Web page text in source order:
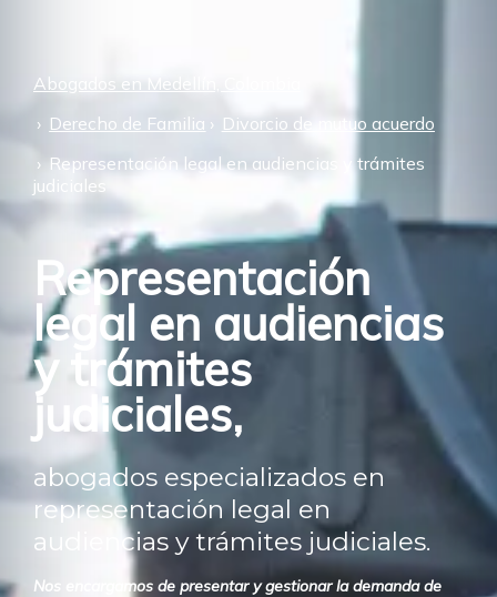
Abogados en Medellín, Colombia
Derecho de Familia
Divorcio de mutuo acuerdo
Representación legal en audiencias y trámites
judiciales
Representación
legal en audiencias
y trámites
judiciales,
abogados especializados en
representación legal en
audiencias y trámites judiciales.
Nos encargamos de presentar y gestionar la demanda de